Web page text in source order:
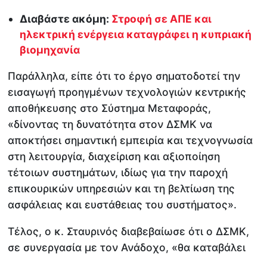
Διαβάστε ακόμη: Στροφή σε ΑΠΕ και
ηλεκτρική ενέργεια καταγράφει η κυπριακή
βιομηχανία
Παράλληλα, είπε ότι το έργο σηματοδοτεί την
εισαγωγή προηγμένων τεχνολογιών κεντρικής
αποθήκευσης στο Σύστημα Μεταφοράς,
«δίνοντας τη δυνατότητα στον ΔΣΜΚ να
αποκτήσει σημαντική εμπειρία και τεχνογνωσία
στη λειτουργία, διαχείριση και αξιοποίηση
τέτοιων συστημάτων, ιδίως για την παροχή
επικουρικών υπηρεσιών και τη βελτίωση της
ασφάλειας και ευστάθειας του συστήματος».
Τέλος, ο κ. Σταυρινός διαβεβαίωσε ότι ο ΔΣΜΚ,
σε συνεργασία με τον Ανάδοχο, «θα καταβάλει